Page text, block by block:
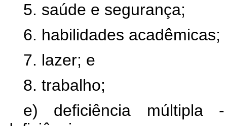
5. saúde e segurança;
6. habilidades acadêmicas;
7. lazer; e
8. trabalho;
e) deficiência múltipla